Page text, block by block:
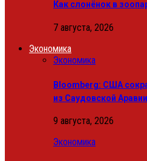
Как слонёнок в
7 августа, 2026
Экономика
Экономика
Bloomberg: США
из Саудовской
9 августа, 2026
Экономика